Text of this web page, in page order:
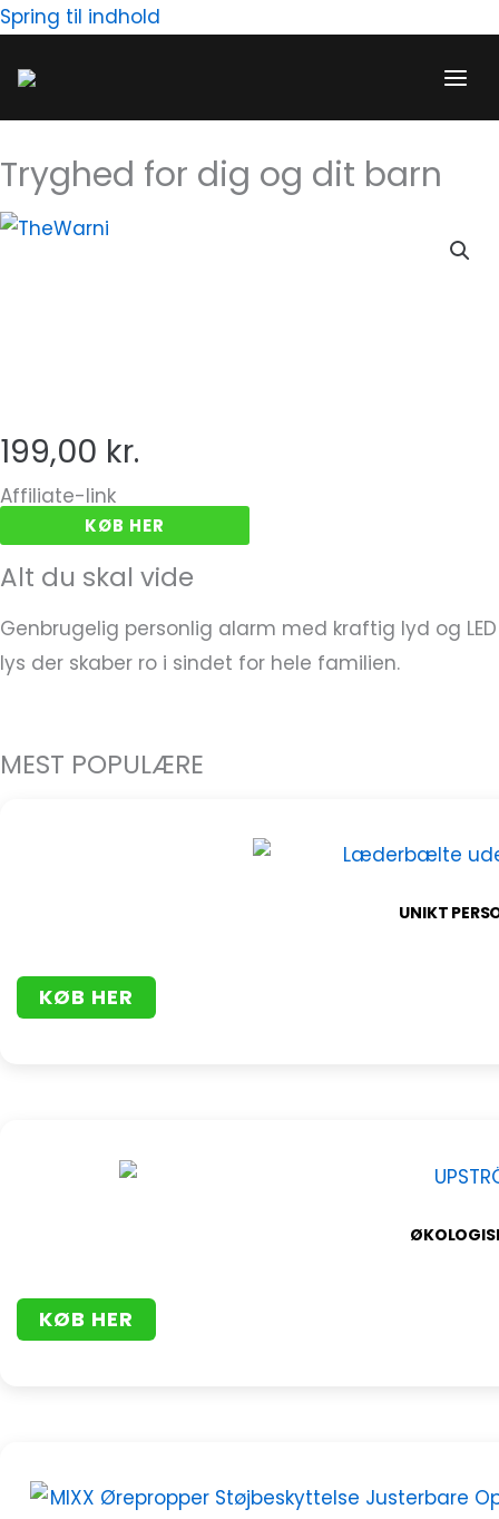
Spring til indhold
Tryghed for dig og dit barn
199,00 kr.
Affiliate-link
KØB HER
Alt du skal vide
Genbrugelig personlig alarm med kraftig lyd og LED
lys der skaber ro i sindet for hele familien.
MEST POPULÆRE
UNIKT
KØB HER
KØB HER